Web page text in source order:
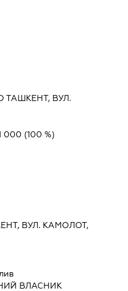
ТАШКЕНТ, ВУЛ.
000 (100 %)
ВУЛ. КАМОЛОТ,
ВЛАСНИК